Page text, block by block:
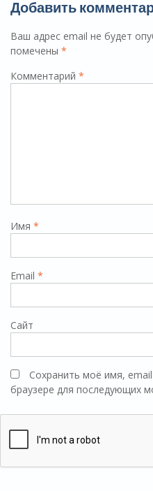
Добавить
Ваш адрес email не будет
помечены *
Комментарий *
Имя *
Email *
Сайт
Сохранить моё имя,
браузере для последующих